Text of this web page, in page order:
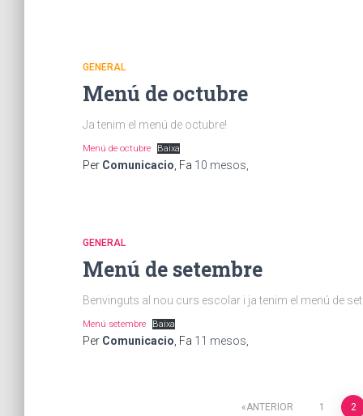
GENERAL
Menú de octubre
Ja tenim el menú de octubre!
Menú de octubre Baixa
Per Comunicacio , Fa 10 mesos
GENERAL
Menú de setembre
Benvinguts al nou curs escolar i ja tenim el menú de
Menú setembre Baixa
Per Comunicacio , Fa 11 mesos
ANTERIOR 1 2